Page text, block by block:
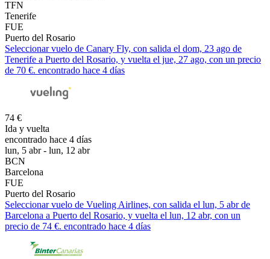
TFN
Tenerife
FUE
Puerto del Rosario
Seleccionar vuelo de Canary Fly, con salida el dom, 23 ago de
Tenerife a Puerto del Rosario, y vuelta el jue, 27 ago, con un precio
de 70 €. encontrado hace 4 días
74 €
Ida y vuelta
encontrado hace 4 días
lun, 5 abr - lun, 12 abr
BCN
Barcelona
FUE
Puerto del Rosario
Seleccionar vuelo de Vueling Airlines, con salida el lun, 5 abr de
Barcelona a Puerto del Rosario, y vuelta el lun, 12 abr, con un
precio de 74 €. encontrado hace 4 días